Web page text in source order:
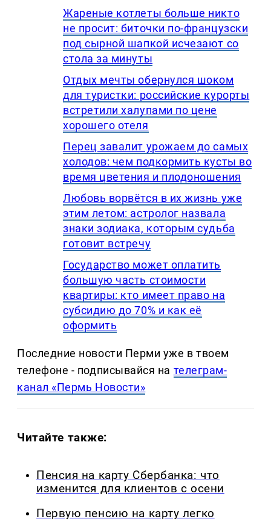
Жареные котлеты больше никто
не просит: биточки по-французски
под сырной шапкой исчезают со
стола за минуты
Отдых мечты обернулся шоком
для туристки: российские курорты
встретили халупами по цене
хорошего отеля
Перец завалит урожаем до самых
холодов: чем подкормить кусты во
время цветения и плодоношения
Любовь ворвётся в их жизнь уже
этим летом: астролог назвала
знаки зодиака, которым судьба
готовит встречу
Государство может оплатить
большую часть стоимости
квартиры: кто имеет право на
субсидию до 70% и как её
оформить
Последние новости Перми уже в твоем
телефоне - подписывайся на телеграм-
канал «Пермь Новости»
Читайте также:
Пенсия на карту Сбербанка: что
изменится для клиентов с осени
Первую пенсию на карту легко